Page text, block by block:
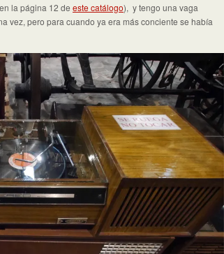
la página 12 de este catálogo), y tengo una vaga
vez, pero para cuando ya era más conciente se había